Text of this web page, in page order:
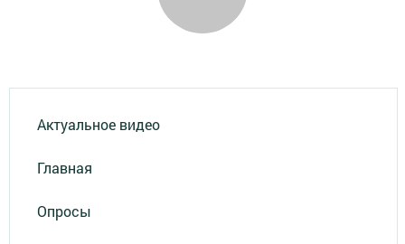
Актуальное видео
Главная
Опросы